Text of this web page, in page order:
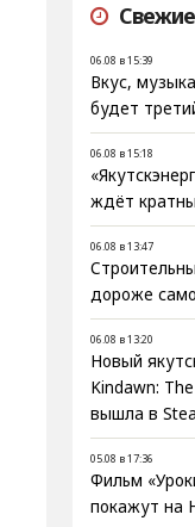
06.08 в 15:39
Вкус,
будет
06.08 в 15:18
ждёт
06.08 в 13:47
дороже
06.08 в 13:20
Новый
Kindawn:
вышла в
05.08 в 17:36
Фильм
покажут на